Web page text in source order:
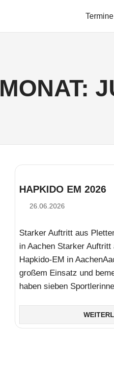
Termine
MONAT:
HAPKIDO EM 2026
26.06.2026
Starker Auftritt aus
in Aachen Starker
Hapkido-EM in
großem Einsatz und
haben sieben